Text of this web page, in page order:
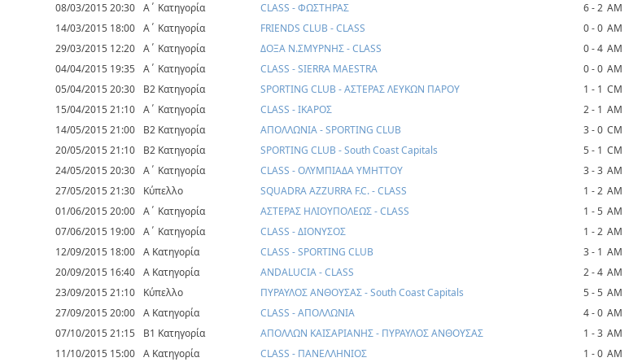
08/03/2015 20:30 Α΄ Κατηγορία CLASS - ΦΩΣΤΗΡΑΣ 6 - 2 AM
14/03/2015 18:00 Α΄ Κατηγορία FRIENDS CLUB - CLASS 0 - 0 AM
29/03/2015 12:20 Α΄ Κατηγορία ΔΟΞΑ Ν.ΣΜΥΡΝΗΣ - CLASS 0 - 4 AM
04/04/2015 19:35 Α΄ Κατηγορία CLASS - SIERRA MAESTRA 0 - 0 AM
05/04/2015 20:30
Β2 Κατηγορία SPORTING CLUB - ΑΣΤΕΡΑΣ ΛΕΥΚΩΝ ΠΑΡΟΥ 1 - 1 CM
15/04/2015 21:10 Α΄ Κατηγορία CLASS - ΙΚΑΡΟΣ 2 - 1 AM
14/05/2015 21:00
Β2 Κατηγορία ΑΠΟΛΛΩΝΙΑ - SPORTING CLUB 3 - 0 CM
20/05/2015 21:10
Β2 Κατηγορία SPORTING CLUB - South Coast Capitals 5 - 1 CM
24/05/2015 20:30 Α΄ Κατηγορία CLASS - ΟΛΥΜΠΙΑΔΑ ΥΜΗΤΤΟΥ 3 - 3 AM
27/05/2015 21:30
Κύπελλο SQUADRA AZZURRA F.C. - CLASS 1 - 2 AM
01/06/2015 20:00 Α΄ Κατηγορία ΑΣΤΕΡΑΣ ΗΛΙΟΥΠΟΛΕΩΣ - CLASS 1 - 5 AM
07/06/2015 19:00 Α΄ Κατηγορία CLASS - ΔΙΟΝΥΣΟΣ 1 - 2 AM
12/09/2015 18:00 Α Κατηγορία CLASS - SPORTING CLUB 3 - 1 AM
20/09/2015 16:40 Α Κατηγορία ANDALUCIA - CLASS 2 - 4 AM
23/09/2015 21:10
Κύπελλο ΠΥΡΑΥΛΟΣ ΑΝΘΟΥΣΑΣ - South Coast Capitals 5 - 5 AM
27/09/2015 20:00 Α Κατηγορία CLASS - ΑΠΟΛΛΩΝΙΑ 4 - 0 AM
07/10/2015 21:15
Β1 Κατηγορία ΑΠΟΛΛΩΝ ΚΑΙΣΑΡΙΑΝΗΣ - ΠΥΡΑΥΛΟΣ ΑΝΘΟΥΣΑΣ 1 - 3 AM
11/10/2015 15:00 Α Κατηγορία CLASS - ΠΑΝΕΛΛΗΝΙΟΣ 1 - 0 AM